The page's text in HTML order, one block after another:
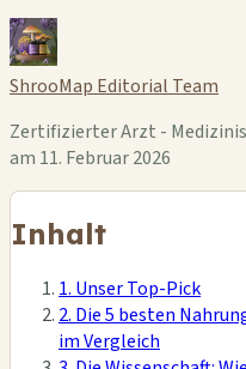
ShrooMap Editorial Team
Zertifizierter Arzt -
am 11. Februar 2026
Inhalt
1. Unser Top-Pick
2. Die 5 besten
im Vergleich